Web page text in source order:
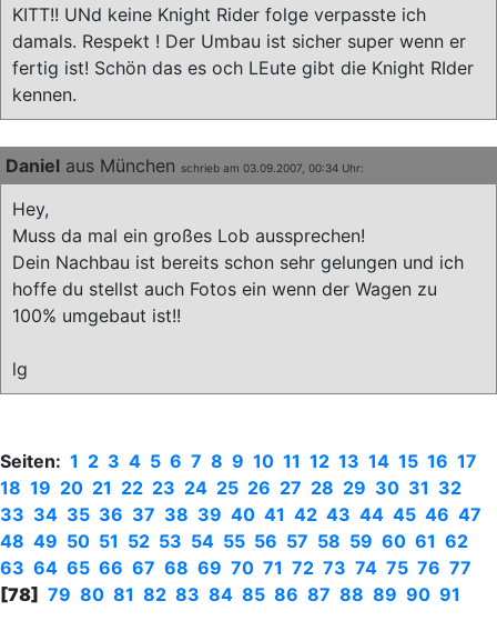
KITT!! UNd keine Knight Rider folge verpasste ich
damals. Respekt ! Der Umbau ist sicher super wenn er
fertig ist! Schön das es och LEute gibt die Knight RIder
kennen.
Daniel aus München schrieb am 03.09.2007, 00:34 Uhr:
Hey,
Muss da mal ein großes Lob aussprechen!
Dein Nachbau ist bereits schon sehr gelungen und ich
hoffe du stellst auch Fotos ein wenn der Wagen zu
100% umgebaut ist!!
lg
Seiten: 1 2 3 4 5 6 7 8 9 10 11 12 13 14 15 16 17
18 19 20 21 22 23 24 25 26 27 28 29 30 31 32
33 34 35 36 37 38 39 40 41 42 43 44 45 46 47
48 49 50 51 52 53 54 55 56 57 58 59 60 61 62
63 64 65 66 67 68 69 70 71 72 73 74 75 76 77
[78] 79 80 81 82 83 84 85 86 87 88 89 90 91